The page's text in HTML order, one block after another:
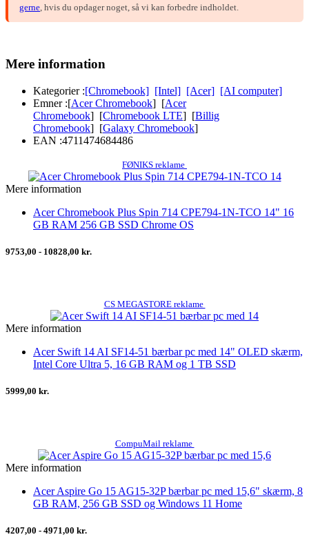
gerne , hvis du opdager noget, så vi kan forbedre indholdet.
Mere information
Kategorier :[Chromebook] [Intel] [Acer] [AI computer]
Emner :[Acer Chromebook] [Acer
Chromebook] [Chromebook LTE] [Billig
Chromebook] [Galaxy Chromebook]
EAN :4711474684486
FØNIKS reklame
Mere information
Acer Chromebook Plus Spin 714 CPE794-1N-TCO 14" 16
GB RAM 256 GB SSD Chrome OS
9753,00 - 10828,00 kr.
CS MEGASTORE reklame
Mere information
Acer Swift 14 AI SF14-51 bærbar pc med 14" OLED skærm,
Intel Core Ultra 5, 16 GB RAM og 1 TB SSD
5999,00 kr.
CompuMail reklame
Mere information
Acer Aspire Go 15 AG15-32P bærbar pc med 15,6" skærm, 8
GB RAM, 256 GB SSD og Windows 11 Home
4207,00 - 4971,00 kr.